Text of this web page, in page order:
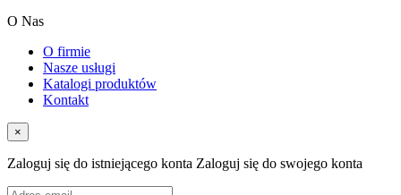
O Nas
O firmie
Nasze usługi
Katalogi produktów
Kontakt
×
Zaloguj się do istniejącego konta Zaloguj się do swojego konta